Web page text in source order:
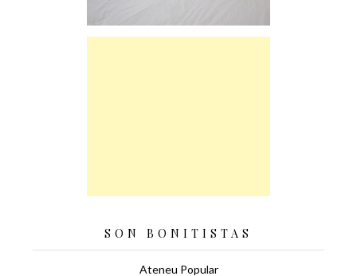
SON BONITISTAS
Ateneu Popular